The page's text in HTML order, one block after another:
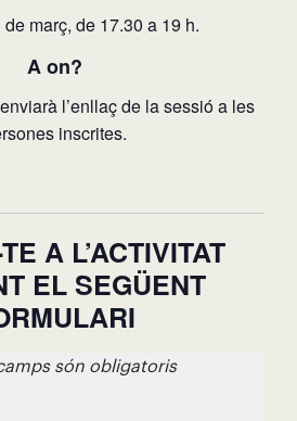
març, de 17.30 a 19 h.
A on?
l’enllaç de la sessió a les
inscrites.
A L’ACTIVITAT
EL SEGÜENT